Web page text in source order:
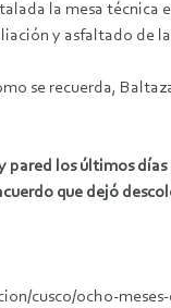
la mesa
y asfaltado de
se recuerda,
pared los últimos
que dejó
cusco/ocho-